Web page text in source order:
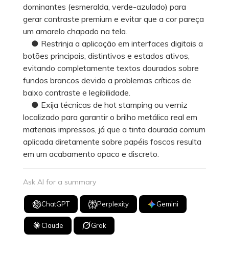
dominantes (esmeralda, verde-azulado) para
gerar contraste premium e evitar que a cor pareça
um amarelo chapado na tela.
● Restrinja a aplicação em interfaces digitais a
botões principais, distintivos e estados ativos,
evitando completamente textos dourados sobre
fundos brancos devido a problemas críticos de
baixo contraste e legibilidade.
● Exija técnicas de hot stamping ou verniz
localizado para garantir o brilho metálico real em
materiais impressos, já que a tinta dourada comum
aplicada diretamente sobre papéis foscos resulta
em um acabamento opaco e discreto.
Ask AI for a summary
ChatGPT Perplexity Gemini
Claude Grok